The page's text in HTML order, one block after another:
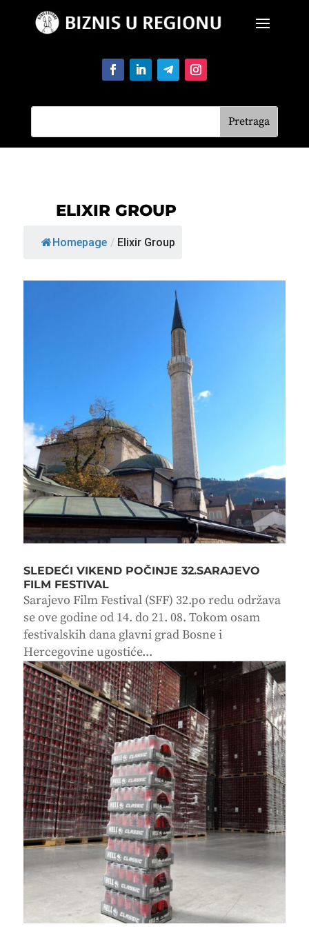
ELIXIR GROUP
Homepage / Elixir Group
SLEDEĆI VIKEND POČINJE 32.SARAJEVO
FILM FESTIVAL
Sarajevo Film Festival (SFF) 32.po redu održava
se ove godine od 14. do 21. 08. Tokom osam
festivalskih dana glavni grad Bosne i
Hercegovine ugostiće...